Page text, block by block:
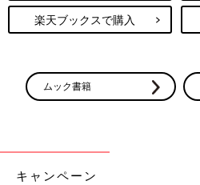
楽天ブックスで購入
ムック書籍
キャンペーン